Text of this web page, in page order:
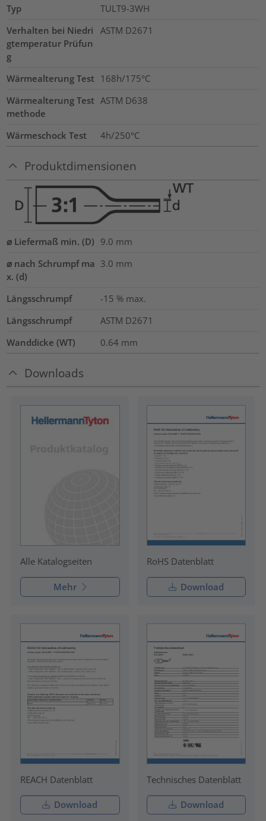
Typ
TULT9-3WH
Verhalten bei Niedri
gtemperatur Prüfun
g
ASTM D2671
Wärmealterung Test 168h/175°C
Wärmealterung Test
methode
ASTM D638
Wärmeschock Test 4h/250°C
Produktdimensionen
⌀ Liefermaß min. (D) 9.0 mm
⌀ nach Schrumpf ma
x. (d)
3.0 mm
Längsschrumpf
-15 % max.
Längsschrumpf
ASTM D2671
Wanddicke (WT)
0.64 mm
Downloads
Alle Katalogseiten
Mehr
RoHS Datenblatt
Download
REACH Datenblatt
Download
Technisches Datenblatt
Download